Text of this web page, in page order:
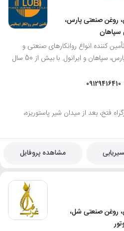
روغن صنعتی پارس،
سپاهان
کننده انواع روانکارهای صنعتی و
موتوری با نمایندگی رسمی بهران، پارس، سپاهان و ایرانول. با بیش از 50 سال
09129416410
فتح، بزرگراه فتح، بعد از میدان شیر پاستوریزه،
مشاهده پروفایل
روغن صنعتی شل،